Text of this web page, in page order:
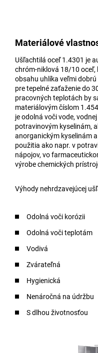
Materiálové
Ušľachtilá oceľ 1.4301 je
chróm-niklová 18/10 oceľ,
obsahu uhlíka veľmi
pre tepelné zaťaženie do
pracovných teplotách by
materiálovým číslom
je odolná voči vode,
potravinovým kyselinám,
anorganickým kyselinám
použitia ako napr. v
nápojov, vo
výrobe chemických
Výhody nehrdzavejúcej
Odolná voči korózii
Odolná voči teplotám
Vodivá
Zvárateľná
Hygienická
Nenáročná na údržbu
S dlhou životnosťou